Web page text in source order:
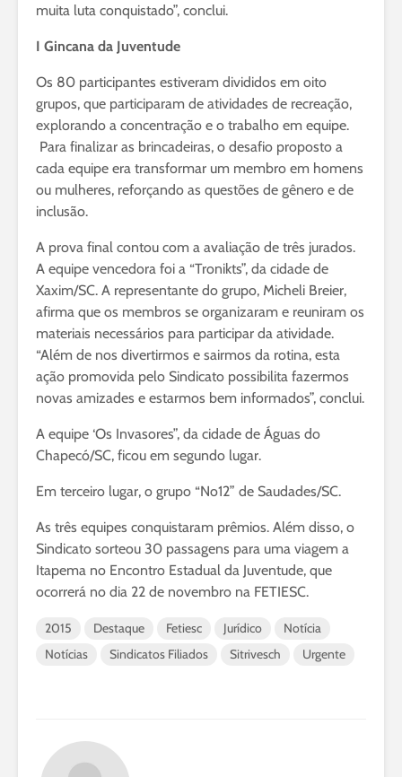
muita luta conquistado”, conclui.
I Gincana da Juventude
Os 80 participantes estiveram divididos em oito
grupos, que participaram de atividades de recreação,
explorando a concentração e o trabalho em equipe.
Para finalizar as brincadeiras, o desafio proposto a
cada equipe era transformar um membro em homens
ou mulheres, reforçando as questões de gênero e de
inclusão.
A prova final contou com a avaliação de três jurados.
A equipe vencedora foi a “Tronikts”, da cidade de
Xaxim/SC. A representante do grupo, Micheli Breier,
afirma que os membros se organizaram e reuniram os
materiais necessários para participar da atividade.
“Além de nos divertirmos e sairmos da rotina, esta
ação promovida pelo Sindicato possibilita fazermos
novas amizades e estarmos bem informados”, conclui.
A equipe ‘Os Invasores”, da cidade de Águas do
Chapecó/SC, ficou em segundo lugar.
Em terceiro lugar, o grupo “No12” de Saudades/SC.
As três equipes conquistaram prêmios. Além disso, o
Sindicato sorteou 30 passagens para uma viagem a
Itapema no Encontro Estadual da Juventude, que
ocorrerá no dia 22 de novembro na FETIESC.
2015 Destaque Fetiesc Jurídico
Notícia
Notícias
Sindicatos Filiados Sitrivesch Urgente